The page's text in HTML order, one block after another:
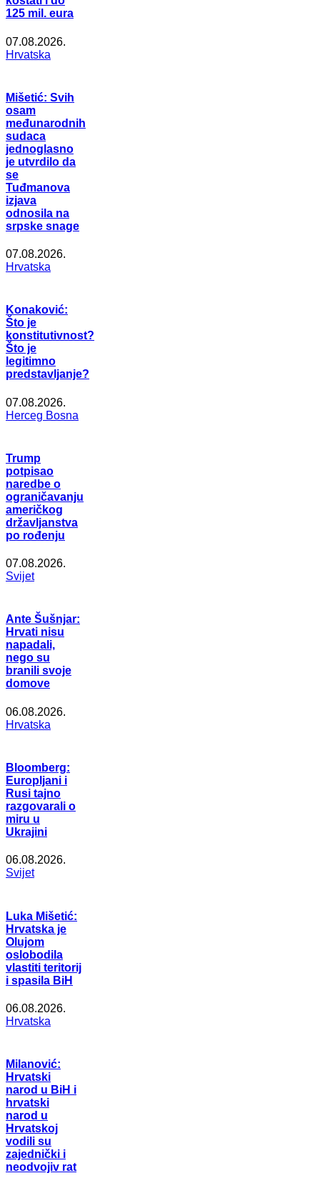
125 mil. eura
07.08.2026.
Hrvatska
Mišetić: Svih
osam
međunarodnih
sudaca
jednoglasno
je utvrdilo da
se
Tuđmanova
izjava
odnosila na
srpske snage
07.08.2026.
Hrvatska
Konaković:
Što je
konstitutivnost?
Što je
legitimno
predstavljanje?
07.08.2026.
Herceg Bosna
Trump
potpisao
naredbe o
ograničavanju
američkog
državljanstva
po rođenju
07.08.2026.
Svijet
Ante Šušnjar:
Hrvati nisu
napadali,
nego su
branili svoje
domove
06.08.2026.
Hrvatska
Bloomberg:
Europljani i
Rusi tajno
razgovarali o
miru u
Ukrajini
06.08.2026.
Svijet
Luka Mišetić:
Hrvatska je
Olujom
oslobodila
vlastiti teritorij
i spasila BiH
06.08.2026.
Hrvatska
Milanović:
Hrvatski
narod u BiH i
hrvatski
narod u
Hrvatskoj
vodili su
zajednički i
neodvojiv rat